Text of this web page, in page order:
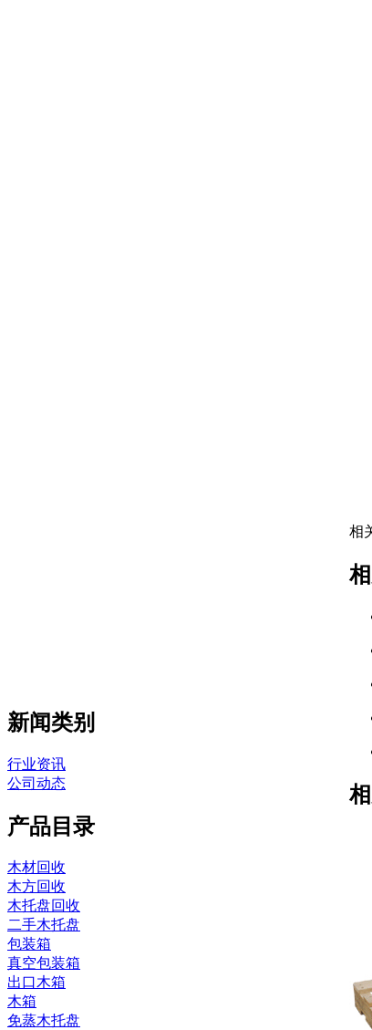
新闻类别
行业资讯
公司动态
产品目录
木材回收
木方回收
木托盘回收
二手木托盘
包装箱
真空包装箱
出口木箱
木箱
免蒸木托盘
相